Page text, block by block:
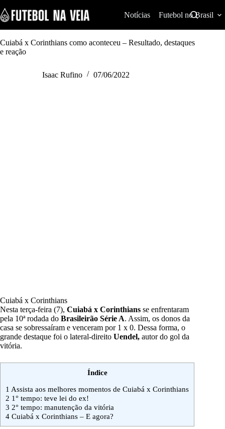
k
i
p
t
o
Notícias Futebol no Brasil
Cuiabá x Corinthians como aconteceu – Resultado, destaques
e reação
Isaac Rufino 07/06/2022
Cuiabá x Corinthians
Nesta terça-feira (7), Cuiabá x Corinthians se enfrentaram
pela 10ª rodada do Brasileirão Série A. Assim, os donos da
casa se sobressaíram e venceram por 1 x 0. Dessa forma, o
grande destaque foi o lateral-direito Uendel, autor do gol da
vitória.
Índice
1 Assista aos melhores momentos de Cuiabá x Corinthians
2 1° tempo: teve lei do ex!
3 2° tempo: manutenção da vitória
4 Cuiabá x Corinthians – E agora?